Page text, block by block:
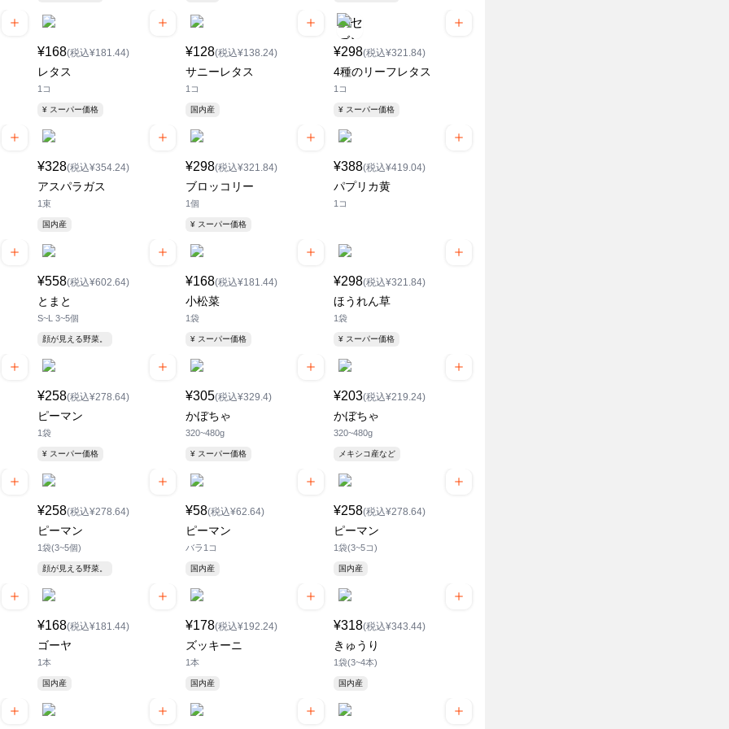
¥168(税込¥181.44)
レタス
1コ
¥ スーパー価格
¥128(税込¥138.24)
サニーレタス
1コ
国内産
¥298(税込¥321.84)
4種のリーフレタス
1コ
¥ スーパー価格
¥328(税込¥354.24)
アスパラガス
1束
国内産
¥298(税込¥321.84)
ブロッコリー
1個
¥ スーパー価格
¥388(税込¥419.04)
パプリカ黄
1コ
¥558(税込¥602.64)
とまと
S~L 3~5個
顔が見える野菜。
¥168(税込¥181.44)
小松菜
1袋
¥ スーパー価格
¥298(税込¥321.84)
ほうれん草
1袋
¥ スーパー価格
¥258(税込¥278.64)
ピーマン
1袋
¥ スーパー価格
¥305(税込¥329.4)
かぼちゃ
320~480g
¥ スーパー価格
¥203(税込¥219.24)
かぼちゃ
320~480g
メキシコ産など
¥258(税込¥278.64)
ピーマン
1袋(3~5個)
顔が見える野菜。
¥58(税込¥62.64)
ピーマン
バラ1コ
国内産
¥258(税込¥278.64)
ピーマン
1袋(3~5コ)
国内産
¥168(税込¥181.44)
ゴーヤ
1本
国内産
¥178(税込¥192.24)
ズッキーニ
1本
国内産
¥318(税込¥343.44)
きゅうり
1袋(3~4本)
国内産